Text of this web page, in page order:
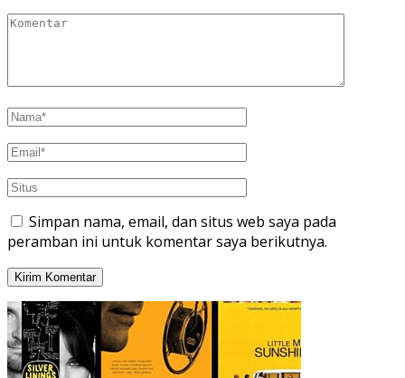
Simpan nama, email, dan situs web saya pada
peramban ini untuk komentar saya berikutnya.